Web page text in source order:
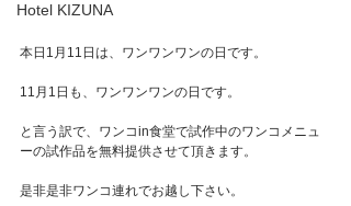
Hotel KIZUNA
本日1月11日は、ワンワンワンの日です。
11月1日も、ワンワンワンの日です。
と言う訳で、ワンコin食堂で試作中のワンコメニュ
ーの試作品を無料提供させて頂きます。
是非是非ワンコ連れでお越し下さい。